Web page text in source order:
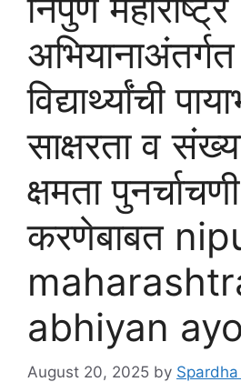
विद्यार्थ्यांची
साक्षरता व
क्षमता
करणेबाबत
abhiyan
August 20, 2025 by